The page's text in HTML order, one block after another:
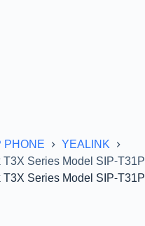
PHONE
YEALINK
Series Model SIP-T31P
Series Model SIP-T31P